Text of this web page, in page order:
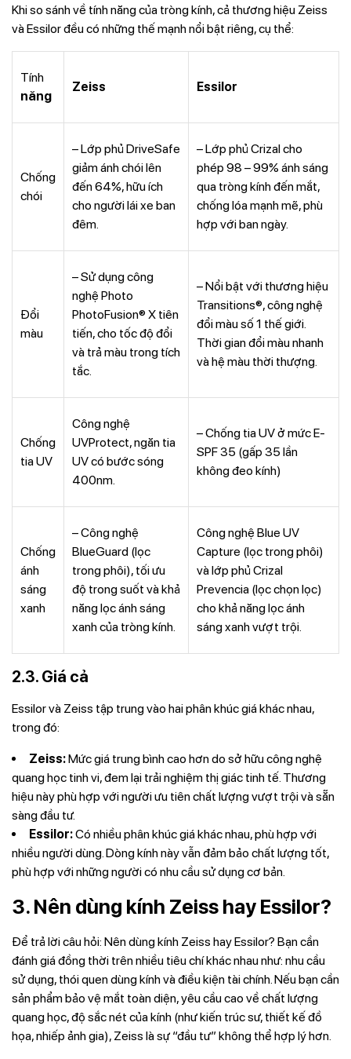
Khi so sánh về tính năng của tròng kính, cả thương hiệu Zeiss
và Essilor đều có những thế mạnh nổi bật riêng, cụ thể:
Tính
năng
Zeiss Essilor
Chống
chói
– Lớp phủ DriveSafe
giảm ánh chói lên
đến 64%, hữu ích
cho người lái xe ban
đêm.
– Lớp phủ Crizal cho
phép 98 – 99% ánh sáng
qua tròng kính đến mắt,
chống lóa mạnh mẽ, phù
hợp với ban ngày.
Đổi
màu
– Sử dụng công
nghệ Photo
PhotoFusion® X tiên
tiến, cho tốc độ đổi
và trả màu trong tích
tắc.
– Nổi bật với thương hiệu
Transitions®, công nghệ
đổi màu số 1 thế giới.
Thời gian đổi màu nhanh
và hệ màu thời thượng.
Chống
tia UV
Công nghệ
UVProtect, ngăn tia
UV có bước sóng
400nm.
– Chống tia UV ở mức E-
SPF 35 (gấp 35 lần
không đeo kính)
Chống
ánh
sáng
xanh
– Công nghệ
BlueGuard (lọc
trong phôi), tối ưu
độ trong suốt và khả
năng lọc ánh sáng
xanh của tròng kính.
Công nghệ Blue UV
Capture (lọc trong phôi)
và lớp phủ Crizal
Prevencia (lọc chọn lọc)
cho khả năng lọc ánh
sáng xanh vượt trội.
2.3. Giá cả
Essilor và Zeiss tập trung vào hai phân khúc giá khác nhau,
trong đó:
Zeiss:Mức giá trung bình cao hơn do sở hữu công nghệ
quang học tinh vi, đem lại trải nghiệm thị giác tinh tế. Thương
hiệu này phù hợp với người ưu tiên chất lượng vượt trội và sẵn
sàng đầu tư.
Essilor:Có nhiều phân khúc giá khác nhau, phù hợp với
nhiều người dùng. Dòng kính này vẫn đảm bảo chất lượng tốt,
phù hợp với những người có nhu cầu sử dụng cơ bản.
3. Nên dùng kính Zeiss hay Essilor?
Để trả lời câu hỏi: Nên dùng kính Zeiss hay Essilor? Bạn cần
đánh giá đồng thời trên nhiều tiêu chí khác nhau như: nhu cầu
sử dụng, thói quen dùng kính và điều kiện tài chính. Nếu bạn cần
sản phẩm bảo vệ mắt toàn diện, yêu cầu cao về chất lượng
quang học, độ sắc nét của kính (như kiến trúc sư, thiết kế đồ
họa, nhiếp ảnh gia), Zeiss là sự “đầu tư” không thể hợp lý hơn.